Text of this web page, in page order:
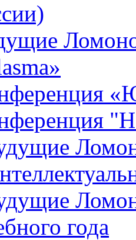
года